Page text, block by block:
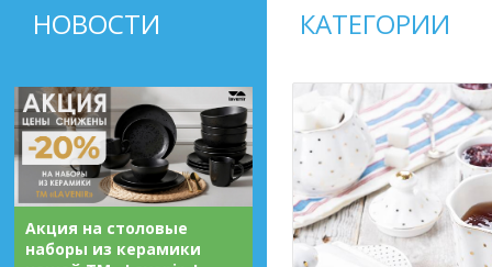
НОВОСТИ
Акция на столовые
наборы из керамики
КАТЕГОРИИ